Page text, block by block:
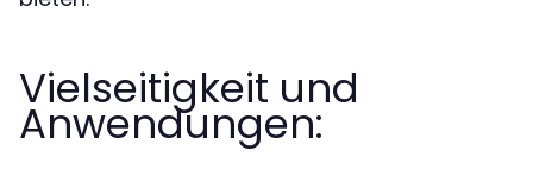
Vielseitigkeit und
Anwendungen: